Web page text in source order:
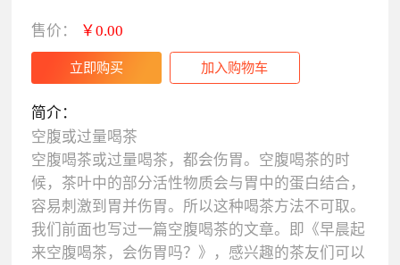
售价： ￥0.00
简介：
空腹或过量喝茶
空腹喝茶或过量喝茶，都会伤胃。空腹喝茶的时
候，茶叶中的部分活性物质会与胃中的蛋白结合，
容易刺激到胃并伤胃。所以这种喝茶方法不可取。
我们前面也写过一篇空腹喝茶的文章。即《早晨起
来空腹喝茶，会伤胃吗？》，感兴趣的茶友们可以